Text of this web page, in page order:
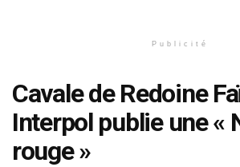
Publicité
Cavale de Redoine
Interpol publie une «
rouge »